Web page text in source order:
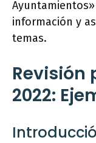
información y
temas.
Revisión
2022: